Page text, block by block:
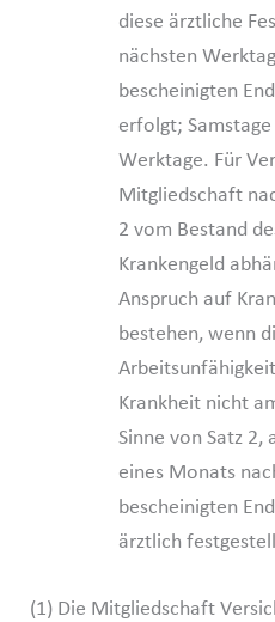
diese ärztliche
nächsten
bescheinigten
erfolgt;
Werktage. Für
Mitgliedschaft
2 vom Bestand
Krankengeld
Anspruch auf
bestehen, wenn
Krankheit nicht
Sinne von Satz 2,
eines Monats
bescheinigten
ärztlich
(1) Die Mitgliedschaft